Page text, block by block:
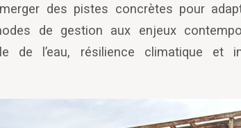
des pistes concrètes pour
de gestion aux enjeux
de l’eau, résilience climatique et